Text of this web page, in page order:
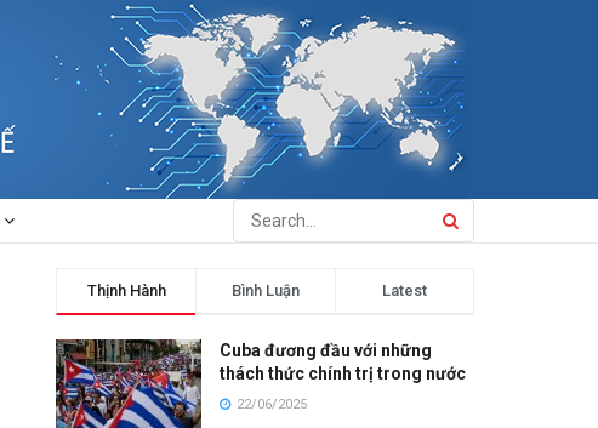
Thịnh Hành Bình Luận Latest
Cuba đương đầu với những
thách thức chính trị trong nước
22/06/2025